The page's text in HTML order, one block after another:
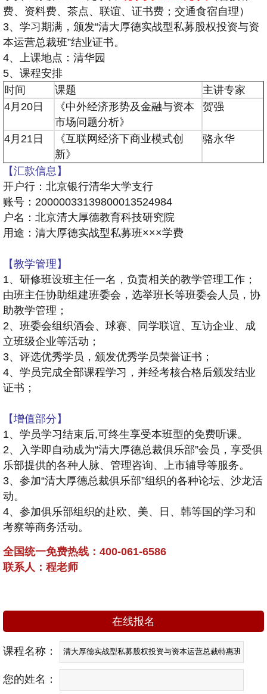
费、资料费、茶点、联谊、证书费；交通食宿自理）
3、学习期满，颁发“清大厚德实战型私募股权投资与资
本运营总裁班”结业证书。
4、上课地点：清华园
5、课程安排
时间
课题
主讲专家
4月20日
《中外经济形势及金融与资本
市场问题分析》
贺强
4月21日
《互联网经济下商业模式创
新》
骆永华
【汇款信息】
开户行：北京银行清华大学支行
账号：20000033139800013524984
户名：北京清大厚德教育科技研究院
用途：清大厚德实战型私募班×××学费
【教学管理】
1、研修班设班主任一名，负责相关的教学管理工作；
由班主任协助组建班委会，选举班长等班委会人员，协
助教学管理；
2、班委会组织酒会、球赛、同学联谊、互访企业、成
立班级企业等活动；
3、评选优秀学员，颁发优秀学员荣誉证书；
4、学员完成全部课程学习，并经考核合格后颁发结业
证书；
【增值部分】
1、学员学习结束后,可终生享受本班型的免费听课。
2、入学即自动成为“清大厚德总裁俱乐部”会员，享受俱
乐部提供的各种人脉、管理咨询、上市辅导等服务。
3、参加“清大厚德总裁俱乐部”组织的各种论坛、沙龙活
动。
4、参加俱乐部组织的赴欧、美、日、韩等国的学习和
考察等商务活动。
全国统一免费热线：400-061-6586
联系人：程老师
在线报名
课程名称：
您的姓名：